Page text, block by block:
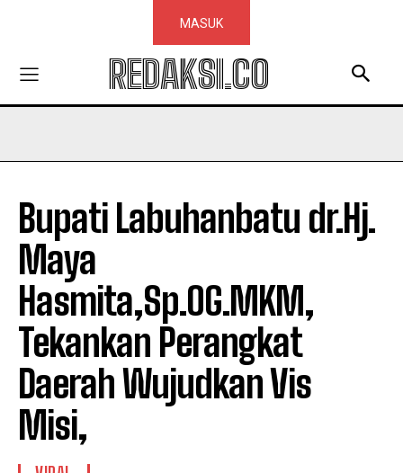
MASUK
REDAKSI.CO
Bupati Labuhanbatu dr.Hj.
Maya
Hasmita,Sp.OG.MKM,
Tekankan Perangkat
Daerah Wujudkan Vis
Misi,